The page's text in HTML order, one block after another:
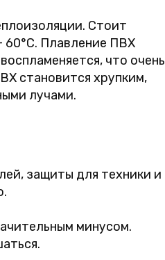
Стоит
60°C. Плавление ПВХ
что очень
становится хрупким,
лучами.
защиты для техники и
минусом.